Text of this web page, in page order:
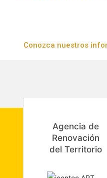
Conozca nuestros
Agencia de
Renovación
del Territorio